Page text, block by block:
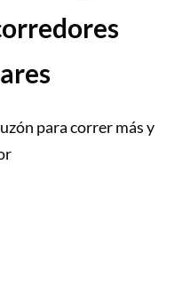
para correr más y